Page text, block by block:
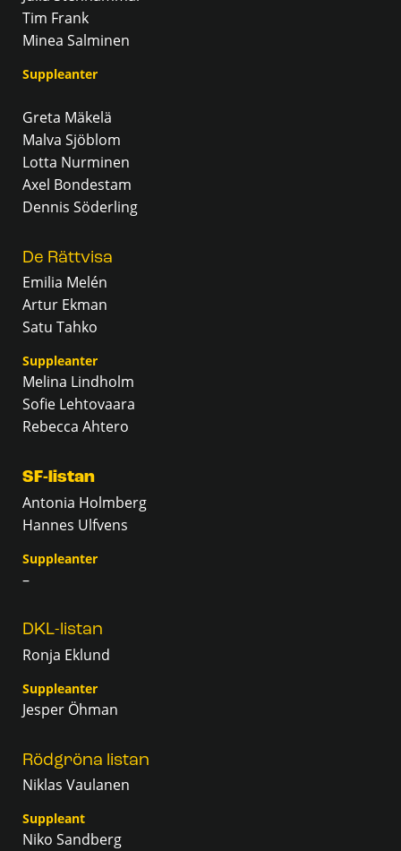
Tim Frank
Minea Salminen
Suppleanter
Greta Mäkelä
Malva Sjöblom
Lotta Nurminen
Axel Bondestam
Dennis Söderling
De Rättvisa
Emilia Melén
Artur Ekman
Satu Tahko
Suppleanter
Melina Lindholm
Sofie Lehtovaara
Rebecca Ahtero
SF-listan
Antonia Holmberg
Hannes Ulfvens
Suppleanter
–
DKL-listan
Ronja Eklund
Suppleanter
Jesper Öhman
Rödgröna listan
Niklas Vaulanen
Suppleant
Niko Sandberg